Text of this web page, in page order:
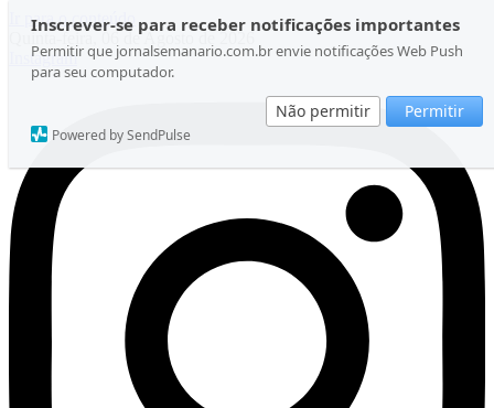
Inscrever-se para receber notificações importantes
Permitir que jornalsemanario.com.br envie notificações Web Push
para seu computador.
Não permitir Permitir
Powered by SendPulse
Ir para o conteúdo
Quinta-feira, 06 de Agosto de 2026
Instagram